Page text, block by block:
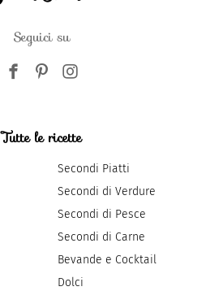
Seguici su
Tutte le ricette
Secondi Piatti
Secondi di Verdure
Secondi di Pesce
Secondi di Carne
Bevande e Cocktail
Dolci